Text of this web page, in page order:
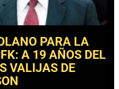
PARA LA
A 19 AÑOS DEL
VALIJAS DE